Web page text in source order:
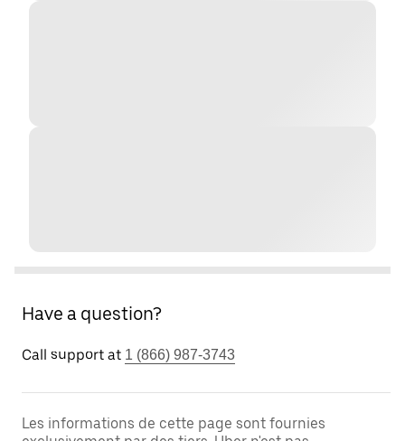
Have a question?
Call support at 1 (866) 987-3743
Les informations de cette page sont fournies